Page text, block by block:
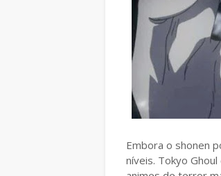
Embora o shonen
níveis. Tokyo